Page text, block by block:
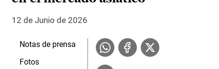
12 de Junio de 2026
Notas de prensa
Fotos